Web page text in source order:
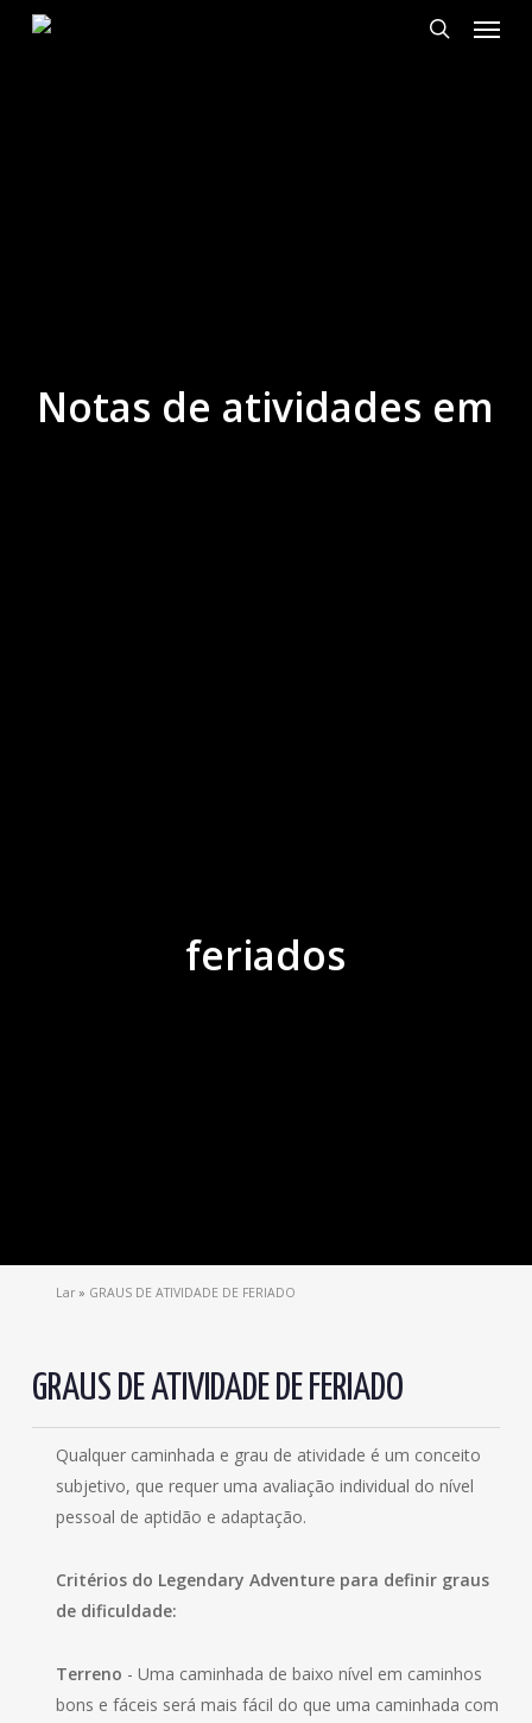
Notas de atividades em
feriados
Lar» GRAUS DE ATIVIDADE DE FERIADO
GRAUS DE ATIVIDADE DE FERIADO
Qualquer caminhada e grau de atividade é um conceito
subjetivo, que requer uma avaliação individual do nível
pessoal de aptidão e adaptação.
Critérios do Legendary Adventure para definir graus
de dificuldade:
Terreno - Uma caminhada de baixo nível em caminhos
bons e fáceis será mais fácil do que uma caminhada com